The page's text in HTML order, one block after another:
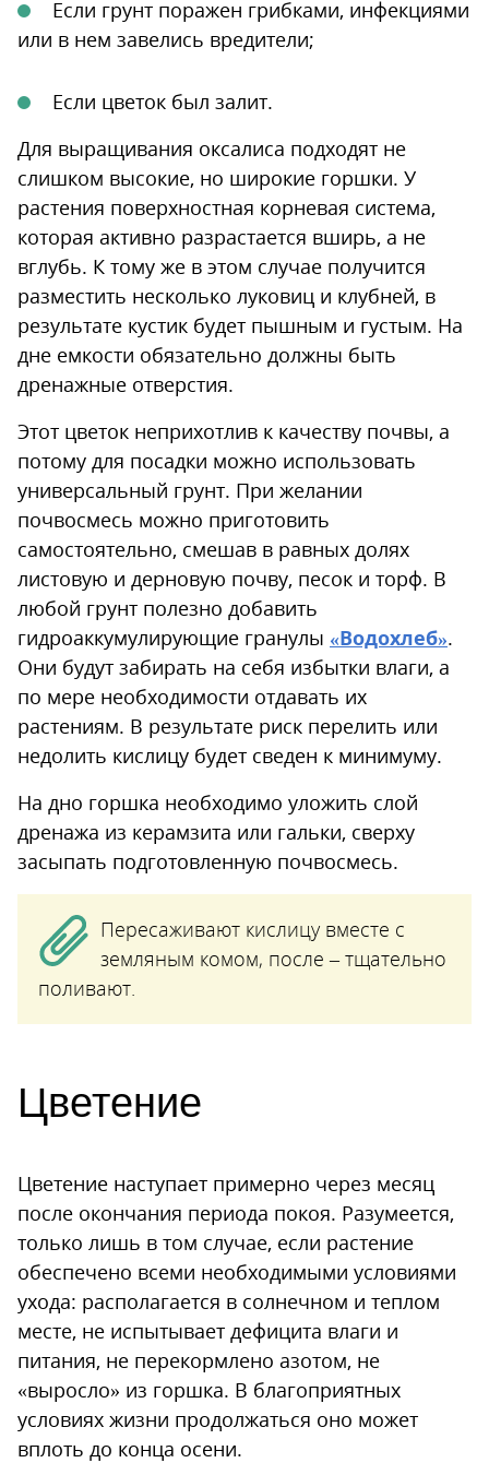
Если грунт поражен грибками, инфекциями
или в нем завелись вредители;
Если цветок был залит.
Для выращивания оксалиса подходят не
слишком высокие, но широкие горшки. У
растения поверхностная корневая система,
которая активно разрастается вширь, а не
вглубь. К тому же в этом случае получится
разместить несколько луковиц и клубней, в
результате кустик будет пышным и густым. На
дне емкости обязательно должны быть
дренажные отверстия.
Этот цветок неприхотлив к качеству почвы, а
потому для посадки можно использовать
универсальный грунт. При желании
почвосмесь можно приготовить
самостоятельно, смешав в равных долях
листовую и дерновую почву, песок и торф. В
любой грунт полезно добавить
гидроаккумулирующие гранулы «Водохлеб».
Они будут забирать на себя избытки влаги, а
по мере необходимости отдавать их
растениям. В результате риск перелить или
недолить кислицу будет сведен к минимуму.
На дно горшка необходимо уложить слой
дренажа из керамзита или гальки, сверху
засыпать подготовленную почвосмесь.
Пересаживают кислицу вместе с
земляным комом, после – тщательно
поливают.
Цветение
Цветение наступает примерно через месяц
после окончания периода покоя. Разумеется,
только лишь в том случае, если растение
обеспечено всеми необходимыми условиями
ухода: располагается в солнечном и теплом
месте, не испытывает дефицита влаги и
питания, не перекормлено азотом, не
«выросло» из горшка. В благоприятных
условиях жизни продолжаться оно может
вплоть до конца осени.